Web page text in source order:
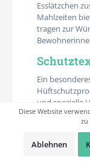
Esslätzchen
Mahlzeiten
tragen zur
Ein
und spezielle
helfen,
Produkte
Beitrag zur
Diese Website
zu
Ablehnen